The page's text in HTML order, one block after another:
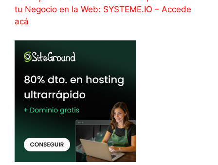
tu Negocio en la Web: SYSTEME.IO – Accede
acá